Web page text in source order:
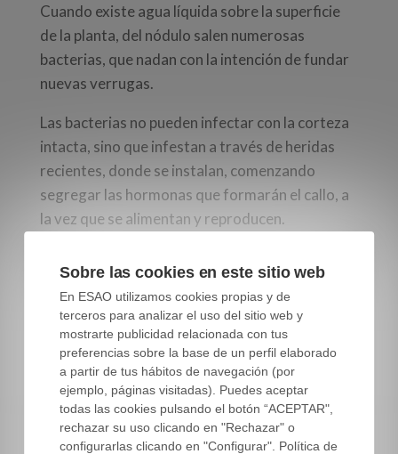
Cuando existe agua líquida sobre la superficie
de la planta, del nódulo salen numerosas
bacterias, que nadan con la intención de fundar
nuevas verrugas.
Las bacterias no pueden infectar con la corteza
intacta, sino que infestan a través de heridas
recientes, donde se instalan, comenzando
segregar las hormonas que formarán el callo, a
la vez que se alimentan y reproducen.
tuberculosis, se requieren condiciones de
superficie de la planta mojada, heridas recientes
y otras verrugas anteriores que sirvan de
fuente de inoculo.
Estas heridas suelen ser las producidas durante
la recolección de la aceituna, así como aquellas
producidas por granizo o por heladas fuertes,
Sobre las cookies en este sitio web
En ESAO utilizamos cookies propias y de
terceros para analizar el uso del sitio web y
mostrarte publicidad relacionada con tus
preferencias sobre la base de un perfil elaborado
a partir de tus hábitos de navegación (por
ejemplo, páginas visitadas). Puedes aceptar
todas las cookies pulsando el botón “ACEPTAR",
rechazar su uso clicando en "Rechazar" o
configurarlas clicando en "Configurar". Política de